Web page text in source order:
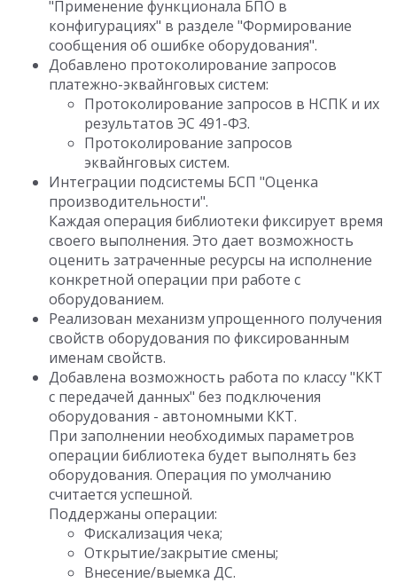
"Применение функционала БПО в
конфигурациях" в разделе "Формирование
сообщения об ошибке оборудования".
Добавлено протоколирование запросов
платежно-эквайнговых систем:
Протоколирование запросов в НСПК и их
результатов ЭС 491-ФЗ.
Протоколирование запросов
эквайнговых систем.
Интеграции подсистемы БСП "Оценка
производительности".
Каждая операция библиотеки фиксирует время
своего выполнения. Это дает возможность
оценить затраченные ресурсы на исполнение
конкретной операции при работе с
оборудованием.
Реализован механизм упрощенного получения
свойств оборудования по фиксированным
именам свойств.
Добавлена возможность работа по классу "ККТ
с передачей данных" без подключения
оборудования - автономными ККТ.
При заполнении необходимых параметров
операции библиотека будет выполнять без
оборудования. Операция по умолчанию
считается успешной.
Поддержаны операции:
Фискализация чека;
Открытие/закрытие смены;
Внесение/выемка ДС.